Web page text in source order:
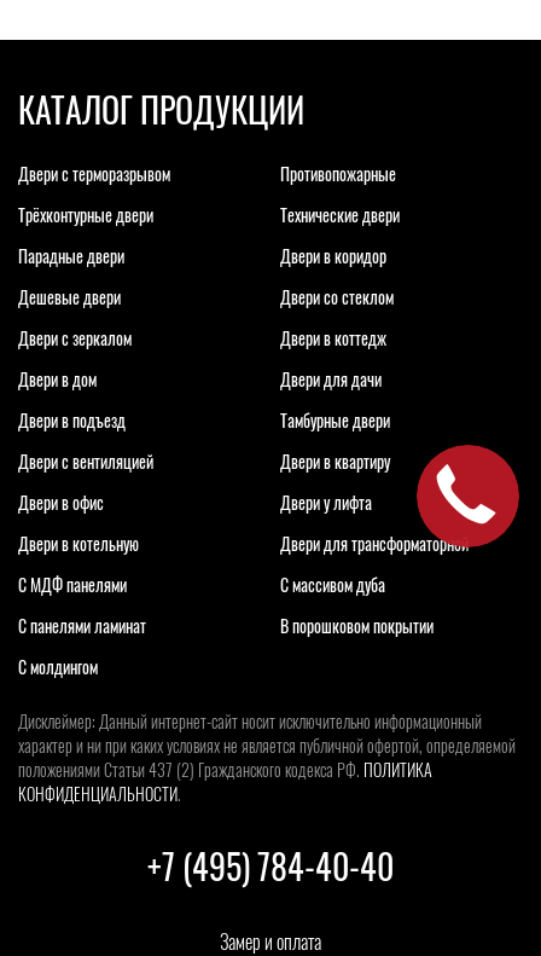
+7 (495) 784-40-40
Замер и оплата
КАТАЛОГ ПРОДУКЦИИ
Двери с терморазрывом
Противопожарные
Трёхконтурные двери
Технические двери
Парадные двери
Двери в коридор
Дешевые двери
Двери со стеклом
Двери с зеркалом
Двери в коттедж
Двери в дом
Двери для дачи
Двери в подъезд
Тамбурные двери
Двери с вентиляцией
Двери в квартиру
Двери в офис
Двери у лифта
Двери в котельную
Двери для трансформаторной
С МДФ панелями
С массивом дуба
С панелями ламинат
В порошковом покрытии
С молдингом
Дисклеймер: Данный интернет-сайт носит исключительно информационный
характер и ни при каких условиях не является публичной офертой, определяемой
положениями Статьи 437 (2) Гражданского кодекса РФ. ПОЛИТИКА
КОНФИДЕНЦИАЛЬНОСТИ.